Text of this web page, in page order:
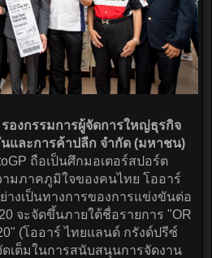
องกรรมการผู้จัดการใหญ่ธุรกิจ
และการค้าปลีก จำกัด (มหาชน)
ถือเป็นศึกมอเตอร์สปอร์ต
มภาคภูมิใจของคนไทย โออาร์
งเป็นทางการของการแข่งขันต่อ
จะจัดขึ้นภายใต้ชื่อรายการ "OR
(โออาร์ ไทยแลนด์ กรังด์ปรีซ์
ดเต็มในการสนับสนุนการจัดงาน